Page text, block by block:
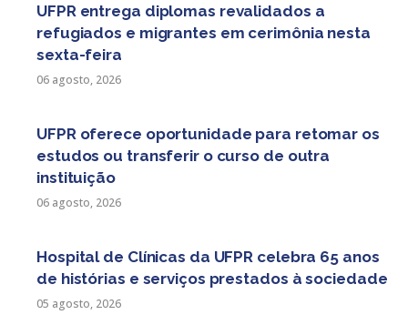
UFPR entrega diplomas revalidados a
refugiados e migrantes em cerimônia nesta
sexta-feira
06 agosto, 2026
UFPR oferece oportunidade para retomar os
estudos ou transferir o curso de outra
instituição
06 agosto, 2026
Hospital de Clínicas da UFPR celebra 65 anos
de histórias e serviços prestados à sociedade
05 agosto, 2026